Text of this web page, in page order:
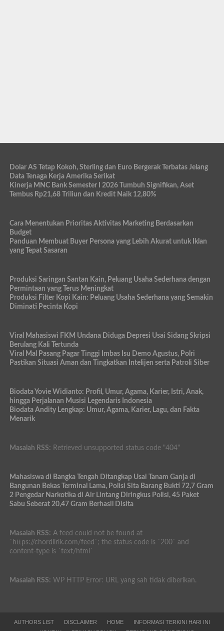
Dolar AS Tetap Kokoh, Sterling dan Euro Bergerak Terbatas Jelang
Data Tenaga Kerja Amerika Serikat
Kinerja MNC Bank Semester I 2026 Tumbuh Signifikan, Aset
Tembus Rp21,68 Triliun dan Kredit Naik 12,80%
Cara Menentukan Prioritas Aktivitas Marketing Berdasarkan
Budget
Panduan Membuat Buyer Persona yang Lebih Akurat untuk Iklan
yang Tepat Sasaran
Produksi Saringan Santan Kain, Peluang Usaha Sederhana dengan
Permintaan yang Terus Meningkat
Produksi Filter Kopi Kain: Peluang Usaha Sederhana yang Semakin
Diminati Pecinta Kopi
Viral Mahasiswi FKM Undana Diduga Depresi Usai Sidang Skripsi
Berulang Kali Tertunda
Viral Mal Pasang Pagar Tinggi Imbas Isu Demo Agustus, Polri
Pastikan Situasi Aman dan Tingkatkan Intelijen serta Patroli Siber
Biodata Yovie Widianto: Profil, Umur, Agama, Karier, Istri, Anak,
hingga Perjalanan Musisi Legendaris Indonesia
Biodata Andity Lengkap: Umur, Agama, Karier, Lagu, dan Fakta
Menarik
Masalah RSS: Retrieved unsupported status code "404"
Mahasiswa di Bangka Tengah Ditangkap Usai Tanam Ganja di
Bangunan Bekas Terminal Lama, Polisi Sita Barang Bukti 72,7 Gram
2 Pengedar Narkotika di Air Lintang Diringkus Polisi, 45 Paket
Sabu Seberat 20,47 Gram Berhasil Disita
Masalah RSS: A feed could not be found at
`https://chordlirik.com/feed`; the status code is `200` and
content-type is `text/html`
Masalah RSS: WP HTTP Error: URL yang sah tidak diberikan.
AUTHORS LIST DISCLAIMER HOME
INFORMASI TERKINI HARI INI